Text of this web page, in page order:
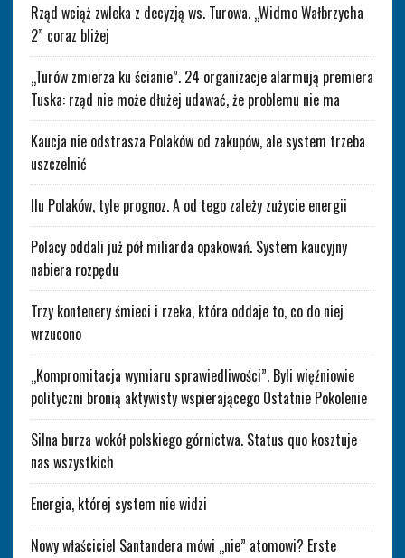
Rząd wciąż zwleka z decyzją ws. Turowa. „Widmo Wałbrzycha
2” coraz bliżej
„Turów zmierza ku ścianie”. 24 organizacje alarmują premiera
Tuska: rząd nie może dłużej udawać, że problemu nie ma
Kaucja nie odstrasza Polaków od zakupów, ale system trzeba
uszczelnić
Ilu Polaków, tyle prognoz. A od tego zależy zużycie energii
Polacy oddali już pół miliarda opakowań. System kaucyjny
nabiera rozpędu
Trzy kontenery śmieci i rzeka, która oddaje to, co do niej
wrzucono
„Kompromitacja wymiaru sprawiedliwości”. Byli więźniowie
polityczni bronią aktywisty wspierającego Ostatnie Pokolenie
Silna burza wokół polskiego górnictwa. Status quo kosztuje
nas wszystkich
Energia, której system nie widzi
Nowy właściciel Santandera mówi „nie” atomowi? Erste